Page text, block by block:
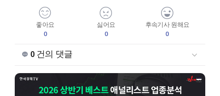
좋아요
0
싫어요
0
후속기사 원해요
0
0건의 댓글